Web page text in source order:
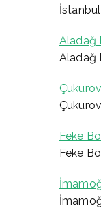
Aladağ
Aladağ
Feke
Feke